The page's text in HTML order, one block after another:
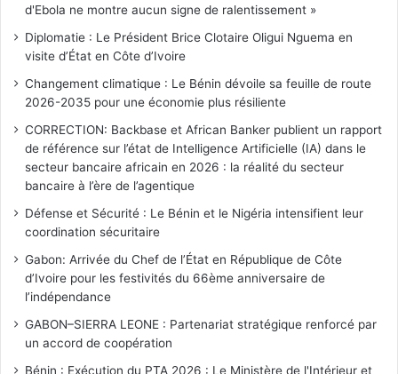
d'Ebola ne montre aucun signe de ralentissement »
Diplomatie : Le Président Brice Clotaire Oligui Nguema en
visite d’État en Côte d’Ivoire
Changement climatique : Le Bénin dévoile sa feuille de route
2026-2035 pour une économie plus résiliente
CORRECTION: Backbase et African Banker publient un rapport
de référence sur l’état de Intelligence Artificielle (IA) dans le
secteur bancaire africain en 2026 : la réalité du secteur
bancaire à l’ère de l’agentique
Défense et Sécurité : Le Bénin et le Nigéria intensifient leur
coordination sécuritaire
Gabon: Arrivée du Chef de l’État en République de Côte
d’Ivoire pour les festivités du 66ème anniversaire de
l’indépendance
GABON–SIERRA LEONE : Partenariat stratégique renforcé par
un accord de coopération
Bénin : Exécution du PTA 2026 : Le Ministère de l'Intérieur et